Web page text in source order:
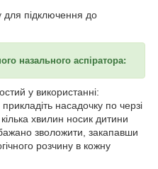
для підключення до
назального аспіратора:
у використанні:
насадочку по черзі
хвилин носик дитини
зволожити, закапавши
розчину в кожну